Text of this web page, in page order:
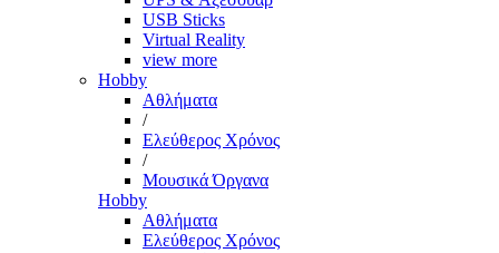
USB Sticks
Virtual Reality
view more
Hobby
Αθλήματα
/
Ελεύθερος Χρόνος
/
Μουσικά Όργανα
Hobby
Αθλήματα
Ελεύθερος Χρόνος